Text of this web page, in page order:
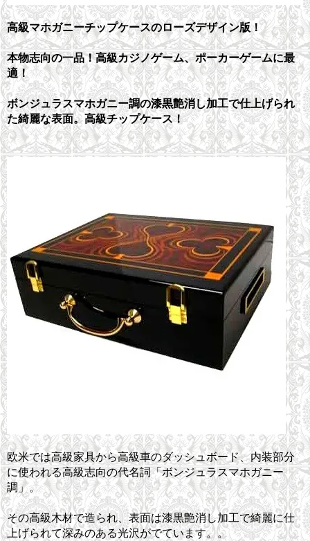
高級マホガニーチップケースのローズデザイン版！
本物志向の一品！高級カジノゲーム、ポーカーゲームに最
適！
ボンジュラスマホガニー調の漆黒艶消し加工で仕上げられ
た綺麗な表面。高級チップケース！
欧米では高級家具から高級車のダッシュボード、内装部分
に使われる高級志向の代名詞「ボンジュラスマホガニー
調」。
その高級木材で造られ、表面は漆黒艶消し加工で綺麗に仕
上げられて深みのある光沢がでています。。